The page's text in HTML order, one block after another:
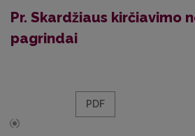
Pr. Skardžiaus kirčiavimo
pagrindai
PDF